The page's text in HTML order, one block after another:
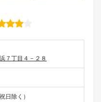
７丁目４－２８
日除く）